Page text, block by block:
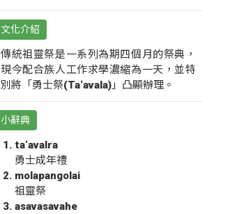
文化介紹
傳統祖靈祭是一系列為期四個月的祭典，
現今配合族人工作求學濃縮為一天，並特
別將「勇士祭(Ta‘avala)」凸顯辦理。
小辭典
ta‘avalra
勇士成年禮
molapangolai
祖靈祭
asavasavahe